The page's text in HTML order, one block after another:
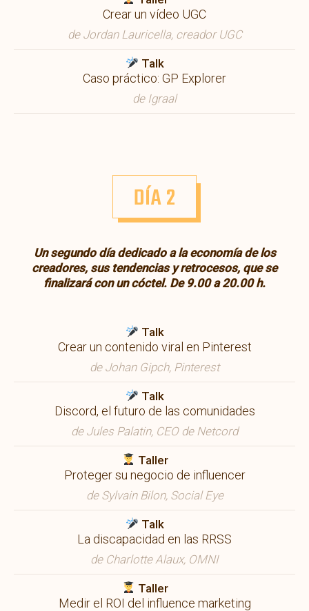
Crear un vídeo UGC
de Jordan Lauricella, creador UGC
Talk
Caso práctico: GP Explorer
de Igraal
DÍA 2
Un segundo día dedicado a la economía de los
creadores, sus tendencias y retrocesos, que se
finalizará con un cóctel. De 9.00 a 20.00 h.
Talk
Crear un contenido viral en Pinterest
de Johan Gipch, Pinterest
Talk
Discord, el futuro de las comunidades
de Jules Palatin, CEO de Netcord
Taller
Proteger su negocio de influencer
de Sylvain Bilon, Social Eye
Talk
La discapacidad en las RRSS
de Charlotte Alaux, OMNI
Taller
Medir el ROI del influence marketing